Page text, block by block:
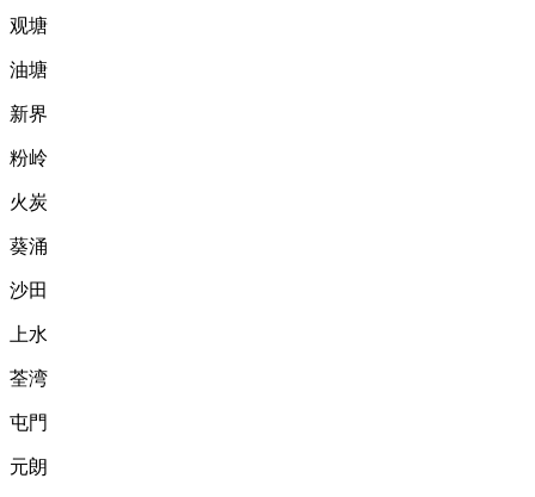
观塘
油塘
新界
粉岭
火炭
葵涌
沙田
上水
荃湾
屯門
元朗